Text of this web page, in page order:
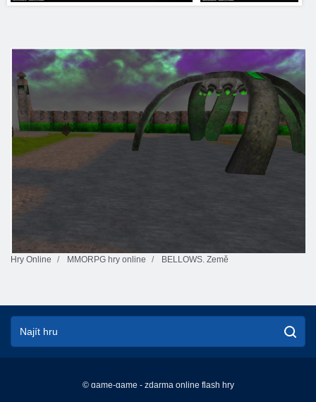
Hry Online MMORPG hry online BELLOWS. Země
© game-game - zdarma online flash hry